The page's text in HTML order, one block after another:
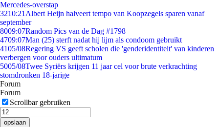
Mercedes-overstap
3210:21 Albert Heijn halveert tempo van Koopzegels sparen vanaf
september
8009:07Random Pics van de Dag #1798
4709:07Man (25) sterft nadat hij lijm als condoom gebruikt
4105/08Regering VS geeft scholen die 'genderidentiteit' van kinderen
verbergen voor ouders ultimatum
5005/08Twee Syriërs krijgen 11 jaar cel voor brute verkrachting
stomdronken 18-jarige
Forum
Forum
Scrollbar gebruiken
opslaan